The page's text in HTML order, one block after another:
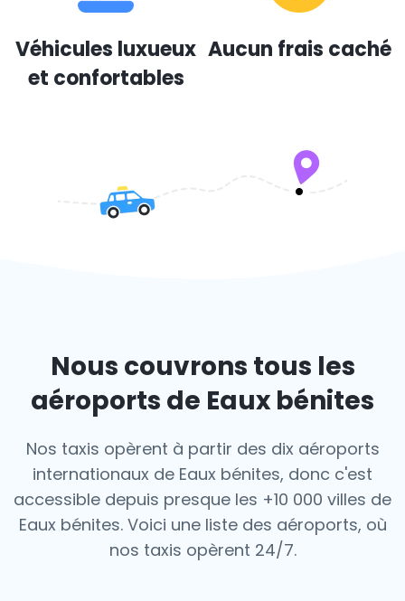
Véhicules luxueux
et confortables
Aucun frais caché
Nous couvrons tous les
aéroports de Eaux bénites
Nos taxis opèrent à partir des dix aéroports
internationaux de Eaux bénites, donc c'est
accessible depuis presque les +10 000 villes de
Eaux bénites. Voici une liste des aéroports, où
nos taxis opèrent 24/7.